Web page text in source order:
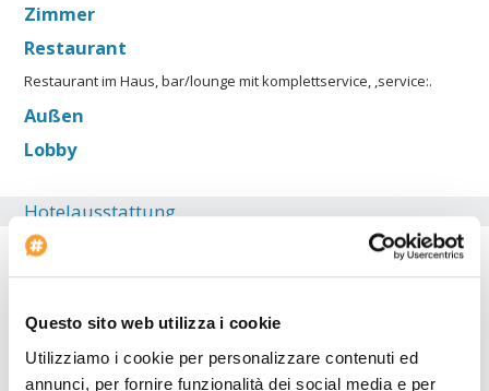
Questo sito web utilizza i cookie
Utilizziamo i cookie per personalizzare contenuti ed
annunci, per fornire funzionalità dei social media e per
Zimmer
Restaurant
Restaurant im Haus, bar/lounge mit komplettservice, ,service:.
Außen
Lobby
Hotelausstattung
Fitnesscenter
Klimaanlage
Beginn des Check-in: 12:00